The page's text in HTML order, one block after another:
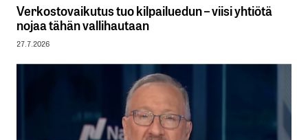
Verkostovaikutus tuo kilpailuedun – viisi yhtiötä
nojaa tähän vallihautaan
27.7.2026